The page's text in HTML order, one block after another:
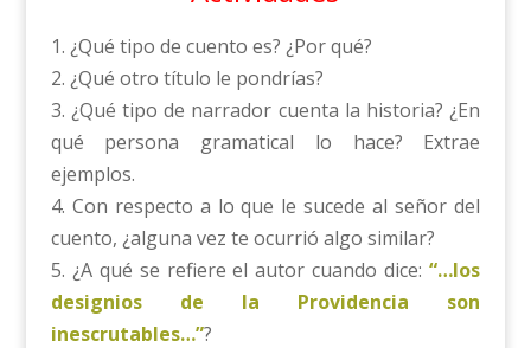
1. ¿Qué tipo de cuento es? ¿Por qué?
2. ¿Qué otro título le pondrías?
3. ¿Qué tipo de narrador cuenta la historia? ¿En
qué persona gramatical lo hace? Extrae
ejemplos.
4. Con respecto a lo que le sucede al señor del
cuento, ¿alguna vez te ocurrió algo similar?
5. ¿A qué se refiere el autor cuando dice:“…los
designios de la Providencia son
inescrutables…”?